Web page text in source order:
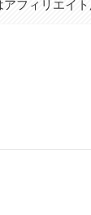
アフィリエイ